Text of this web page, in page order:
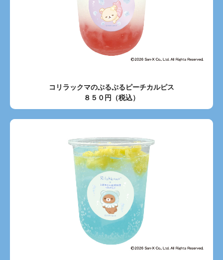
コリラックマのぷるぷるピーチカルピス
８５０円（税込）